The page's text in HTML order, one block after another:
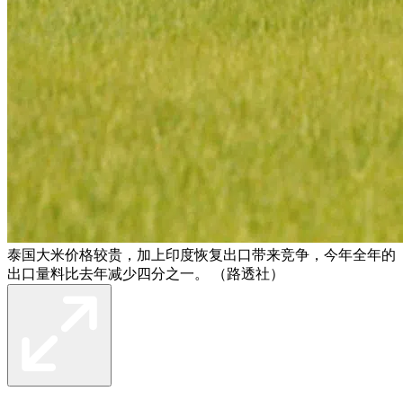
泰国大米价格较贵，加上印度恢复出口带来竞争，今年全年的
出口量料比去年减少四分之一。 （路透社）